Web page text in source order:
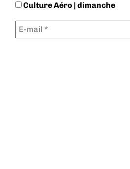
Culture Aéro | dimanche